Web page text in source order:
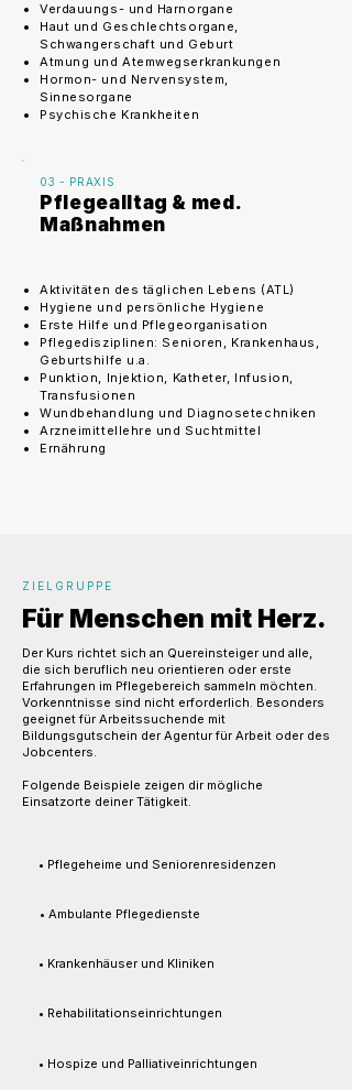
Verdauungs- und Harnorgane
Haut und Geschlechtsorgane,
Schwangerschaft und Geburt
Atmung und Atemwegserkrankungen
Hormon- und Nervensystem,
Sinnesorgane
Psychische Krankheiten
03 - PRAXIS
Pflegealltag & med.
Maßnahmen
Aktivitäten des täglichen Lebens (ATL)
Hygiene und persönliche Hygiene
Erste Hilfe und Pflegeorganisation
Pflegedisziplinen: Senioren, Krankenhaus,
Geburtshilfe u.a.
Punktion, Injektion, Katheter, Infusion,
Transfusionen
Wundbehandlung und Diagnosetechniken
Arzneimittellehre und Suchtmittel
Ernährung
ZIELGRUPPE
Für Menschen mit Herz.
Der Kurs richtet sich an Quereinsteiger und alle,
die sich beruflich neu orientieren oder erste
Erfahrungen im Pflegebereich sammeln möchten.
Vorkenntnisse sind nicht erforderlich. Besonders
geeignet für Arbeitssuchende mit
Bildungsgutschein der Agentur für Arbeit oder des
Jobcenters.
Folgende Beispiele zeigen dir mögliche
Einsatzorte deiner Tätigkeit.
• Pflegeheime und Seniorenresidenzen
• Ambulante Pflegedienste
• Krankenhäuser und Kliniken
• Rehabilitationseinrichtungen
• Hospize und Palliativeinrichtungen